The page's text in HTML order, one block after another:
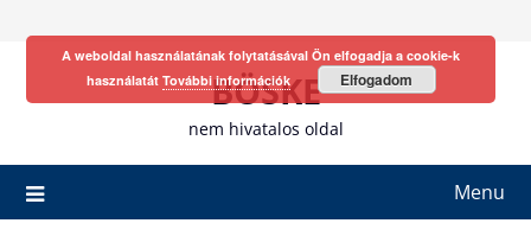
BÖSKE
nem hivatalos oldal
Menu
A weboldal használatának folytatásával Ön elfogadja a cookie-k
használatát További információk Elfogadom